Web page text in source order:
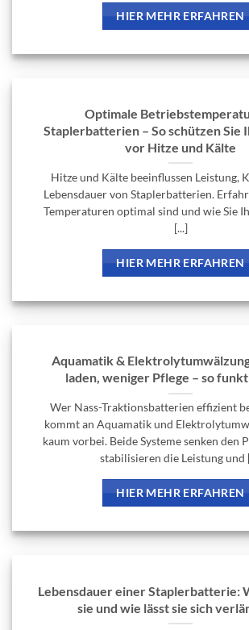
HIER MEHR ERFAHREN
Optimale
Staplerbatterien – So schützen Sie
vor Hitze und Kälte
Hitze und Kälte beeinflussen Leistung,
Lebensdauer von Staplerbatterien.
Temperaturen optimal sind und wie Sie
[...]
HIER MEHR ERFAHREN
Aquamatik &
laden, weniger Pflege – so
Wer Nass-Traktionsbatterien effizient
kommt an Aquamatik und
kaum vorbei. Beide Systeme senken den
stabilisieren die Leistung und
HIER MEHR ERFAHREN
Lebensdauer einer Staplerbatterie:
sie und wie lässt sie sich